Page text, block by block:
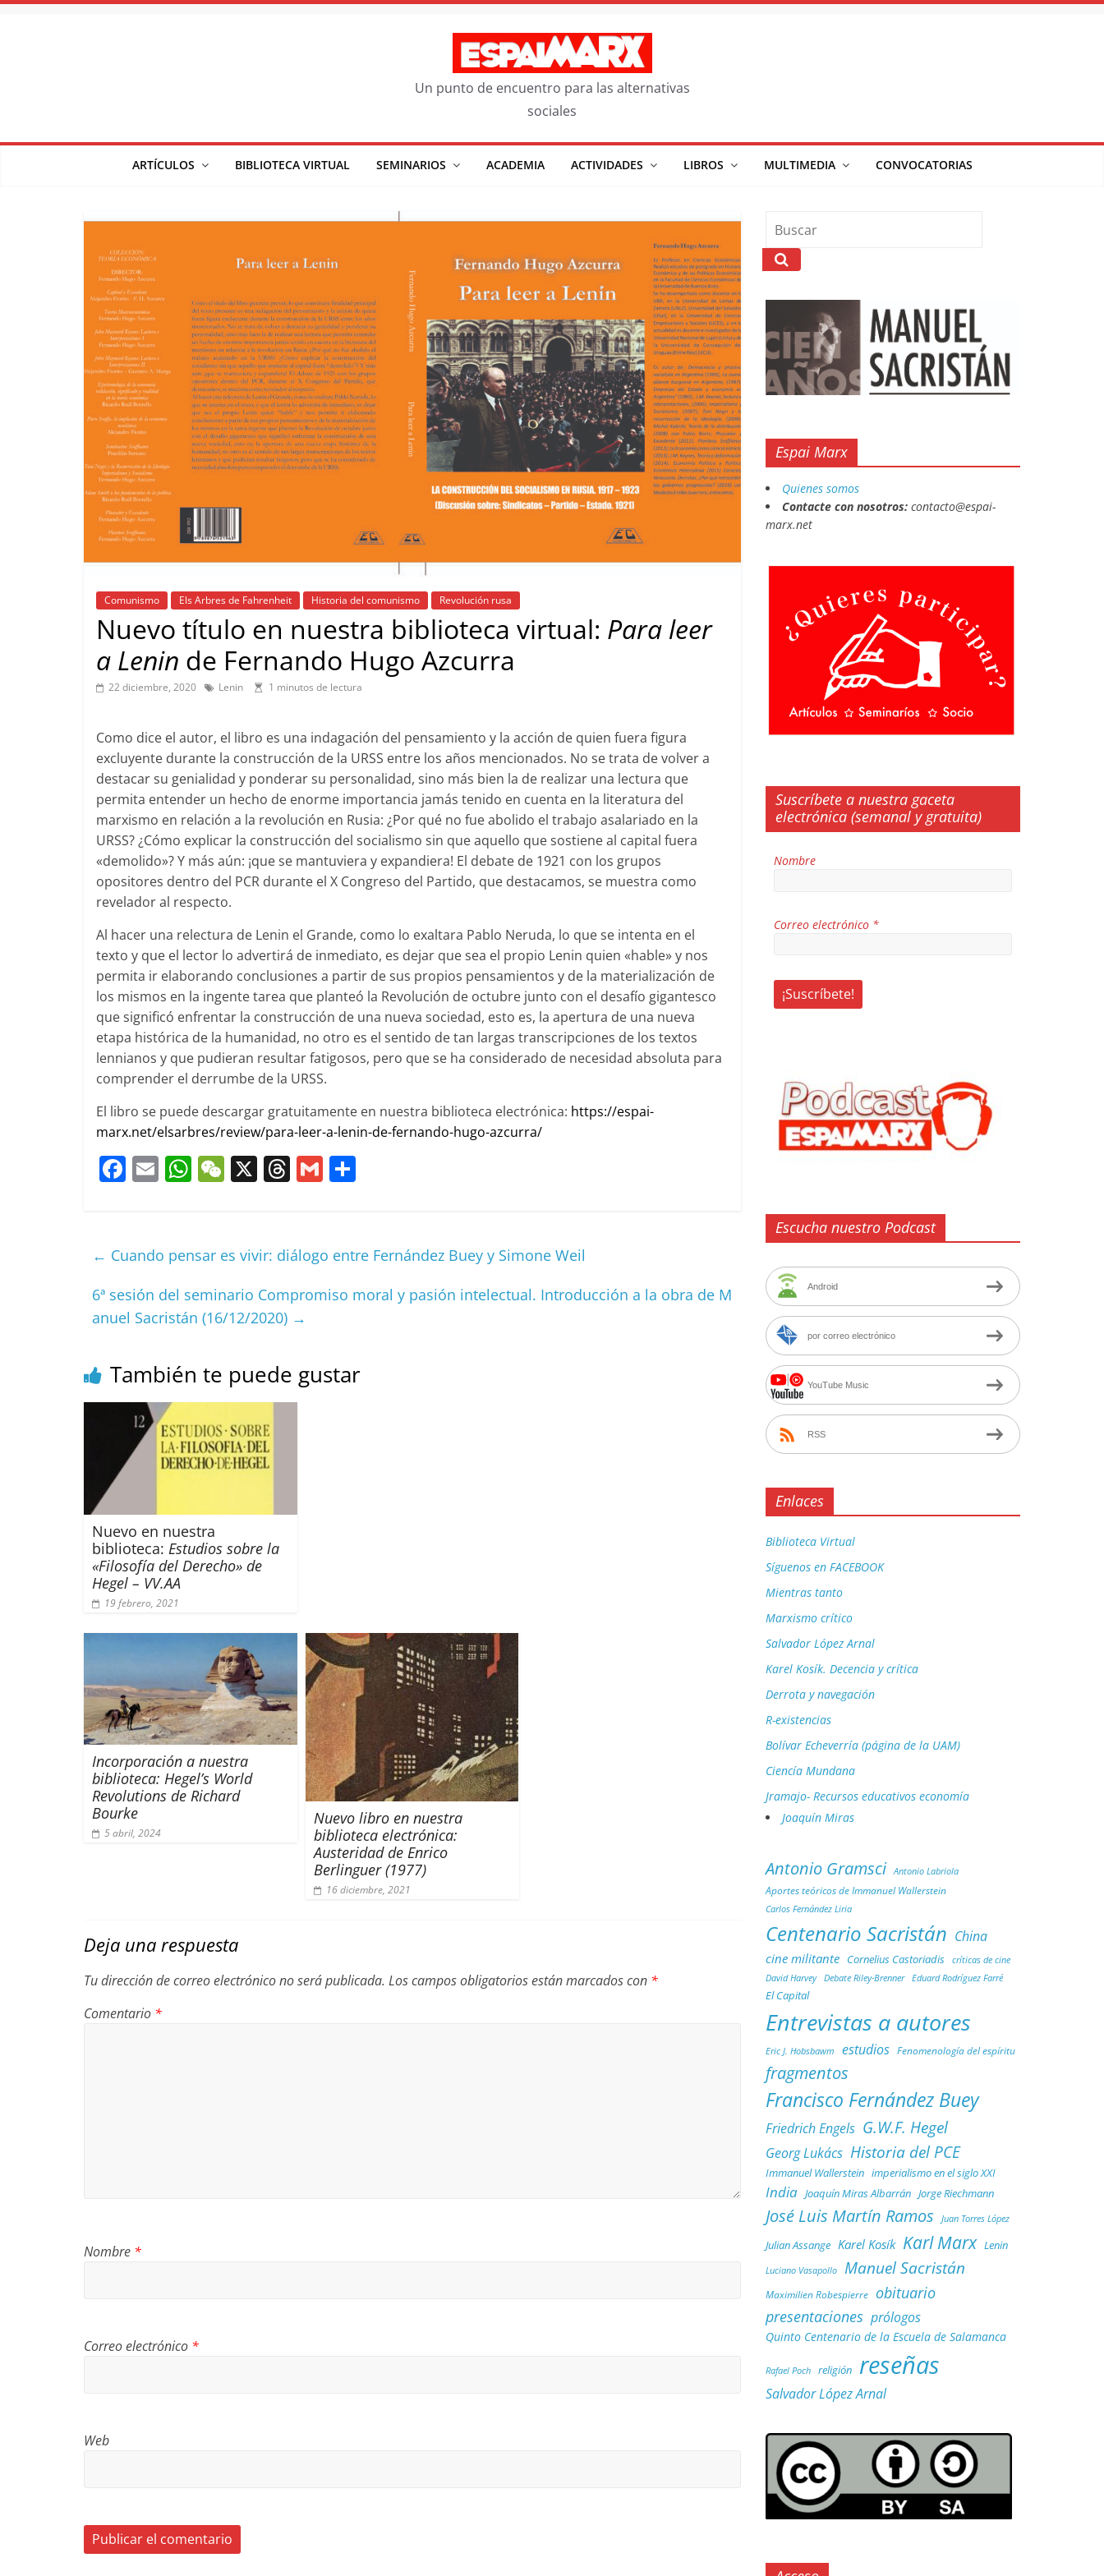
Saltar
Un punto de encuentro para las alternativas
sociales
ARTÍCULOS BIBLIOTECA VIRTUAL SEMINARIOS ACADEMIA ACTIVIDADES LIBROS MULTIMEDIA CONVOCATORIAS
Comunismo Els Arbres de Fahrenheit Historia del comunismo Revolución rusa
Nuevo título en nuestra biblioteca virtual: Para leer
a Lenin de Fernando Hugo Azcurra
22 diciembre, 2020 Lenin 1 minutos de lectura
Como dice el autor, el libro es una indagación del pensamiento y la acción de quien fuera figura
excluyente durante la construcción de la URSS entre los años mencionados. No se trata de volver a
destacar su genialidad y ponderar su personalidad, sino más bien la de realizar una lectura que
permita entender un hecho de enorme importancia jamás tenido en cuenta en la literatura del
marxismo en relación a la revolución en Rusia: ¿Por qué no fue abolido el trabajo asalariado en la
URSS? ¿Cómo explicar la construcción del socialismo sin que aquello que sostiene al capital fuera
«demolido»? Y más aún: ¡que se mantuviera y expandiera! El debate de 1921 con los grupos
opositores dentro del PCR durante el X Congreso del Partido, que destacamos, se muestra como
revelador al respecto.
Al hacer una relectura de Lenin el Grande, como lo exaltara Pablo Neruda, lo que se intenta en el
texto y que el lector lo advertirá de inmediato, es dejar que sea el propio Lenin quien «hable» y nos
permita ir elaborando conclusiones a partir de sus propios pensamientos y de la materialización de
los mismos en la ingente tarea que planteó la Revolución de octubre junto con el desafío gigantesco
que significó enfrentar la construcción de una nueva sociedad, esto es, la apertura de una nueva
etapa histórica de la humanidad, no otro es el sentido de tan largas transcripciones de los textos
lennianos y que pudieran resultar fatigosos, pero que se ha considerado de necesidad absoluta para
comprender el derrumbe de la URSS.
El libro se puede descargar gratuitamente en nuestra biblioteca electrónica: https://espai-
marx.net/elsarbres/review/para-leer-a-lenin-de-fernando-hugo-azcurra/
F
e
o
o
E
l
W
s
p
p
W
h
X T
a
s
G
l p
tir
← Cuando pensar es vivir: diálogo entre Fernández Buey y Simone Weil
6ª sesión del seminario Compromiso moral y pasión intelectual. Introducción a la obra de M
anuel Sacristán (16/12/2020) →
También te puede gustar
Nuevo en nuestra
biblioteca: Estudios sobre la
«Filosofía del Derecho» de
Hegel – VV.AA
19 febrero, 2021
Incorporación a nuestra
biblioteca: Hegel’s World
Revolutions de Richard
Bourke
5 abril, 2024
Nuevo libro en nuestra
biblioteca electrónica:
Austeridadde Enrico
Berlinguer (1977)
16 diciembre, 2021
Deja una respuesta
Tu dirección de correo electrónico no será publicada. Los campos obligatorios están marcados con *
Comentario *
Nombre *
Correo electrónico *
Web
Espai Marx
Quienes somos
Contacte con nosotros: contacto@espai-
marx.net
Suscríbete a nuestra gaceta
electrónica (semanal y gratuita)
Nombre
Correo electrónico *
Escucha nuestro Podcast
Android
por correo electrónico
YouTube Music
RSS
Enlaces
Biblioteca Virtual
Síguenos en FACEBOOK
Mientras tanto
Marxismo crítico
Salvador López Arnal
Karel Kosík. Decencia y crítica
Derrota y navegación
R-existencias
Bolívar Echeverría (página de la UAM)
Ciencía Mundana
Jramajo- Recursos educativos economía
Joaquín Miras
Antonio Gramsci Antonio Labriola
Aportes teóricos de Immanuel Wallerstein
Carlos Fernández Liria
Centenario Sacristán China
cine militante Cornelius Castoriadis
críticas de cine
David Harvey
Debate Riley-Brenner Eduard Rodríguez Farré
El Capital
Entrevistas a autores
Eric J. Hobsbawm estudios Fenomenología del espíritu
fragmentos
Francisco Fernández Buey
Friedrich Engels G.W.F. Hegel
Georg Lukács Historia del PCE
Immanuel Wallerstein imperialismo en el siglo XXI
India Joaquín Miras Albarrán Jorge Riechmann
José Luis Martín Ramos Juan Torres López
Julian Assange Karel Kosík Karl Marx Lenin
Luciano Vasapollo Manuel Sacristán
Maximilien Robespierre
obituario
presentaciones prólogos
Quinto Centenario de la Escuela de Salamanca
Rafael Poch religión reseñas
Salvador López Arnal